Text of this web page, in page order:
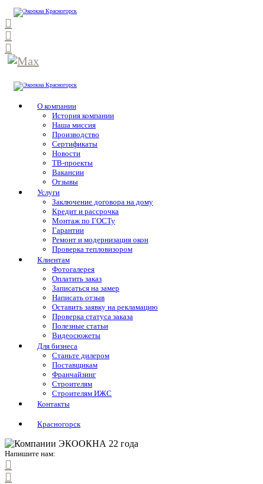
О компании
История компании
Наша миссия
Производство
Сертификаты
Новости
ТВ-проекты
Вакансии
Отзывы
Услуги
Заключение договора на дому
Кредит и рассрочка
Монтаж по ГОСТу
Гарантии
Ремонт и модернизация окон
Проверка тепловизором
Клиентам
Фотогалерея
Оплатить заказ
Записаться на замер
Написать отзыв
Оставить заявку на рекламацию
Проверка статуса заказа
Полезные статьи
Видеосюжеты
Для бизнеса
Станьте дилером
Поставщикам
Франчайзинг
Строителям
Строителям ИЖС
Контакты
Красногорск
Напишите нам: